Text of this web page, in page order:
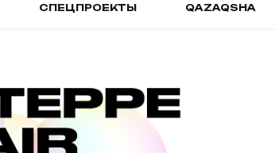
СПЕЦПРОЕКТЫ QAZAQSHA